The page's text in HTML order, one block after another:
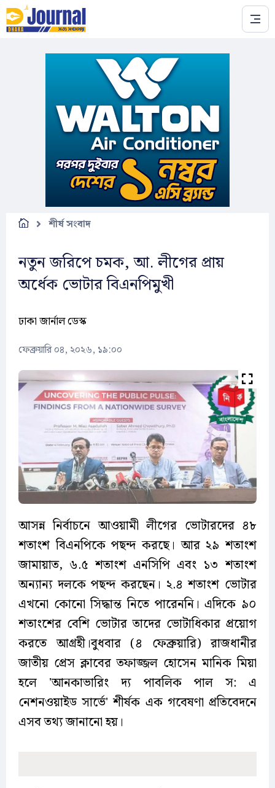
Skip to main content
শীর্ষ সংবাদ
নতুন জরিপে চমক, আ. লীগের প্রায়
অর্ধেক ভোটার বিএনপিমুখী
ঢাকা জার্নাল ডেস্ক
ফেব্রুয়ারি ০৪, ২০২৬, ১৯:০০
আসন্ন নির্বাচনে আওয়ামী লীগের ভোটারদের ৪৮
শতাংশ বিএনপিকে পছন্দ করছে। আর ২৯ শতাংশ
জামায়াত, ৬.৫ শতাংশ এনসিপি এবং ১৩ শতাংশ
অন্যান্য দলকে পছন্দ করছেন। ২.৪ শতাংশ ভোটার
এখনো কোনো সিদ্ধান্ত নিতে পারেননি। এদিকে ৯০
শতাংশের বেশি ভোটার তাদের ভোটাধিকার প্রয়োগ
করতে আগ্রহী।বুধবার (৪ ফেব্রুয়ারি) রাজধানীর
জাতীয় প্রেস ক্লাবের তফাজ্জল হোসেন মানিক মিয়া
হলে 'আনকাভারিং দ্য পাবলিক পাল স: এ
নেশনওয়াইড সার্ভে' শীর্ষক এক গবেষণা প্রতিবেদনে
এসব তথ্য জানানো হয়।